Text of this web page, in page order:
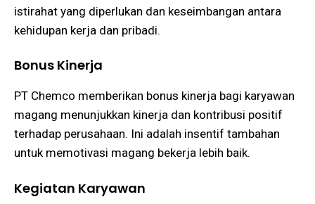
istirahat yang diperlukan dan keseimbangan antara
kehidupan kerja dan pribadi​.
Bonus Kinerja
PT Chemco memberikan bonus kinerja bagi karyawan
magang menunjukkan kinerja dan kontribusi positif
terhadap perusahaan. Ini adalah insentif tambahan
untuk memotivasi magang bekerja lebih baik​​.
Kegiatan Karyawan